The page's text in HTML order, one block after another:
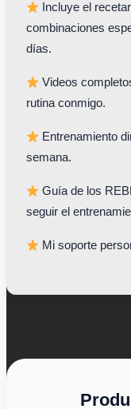
Incluye el
combinaciones
días.
Videos
rutina conmigo.
Entrenamiento
semana.
Guía de los
seguir el
Mi soporte